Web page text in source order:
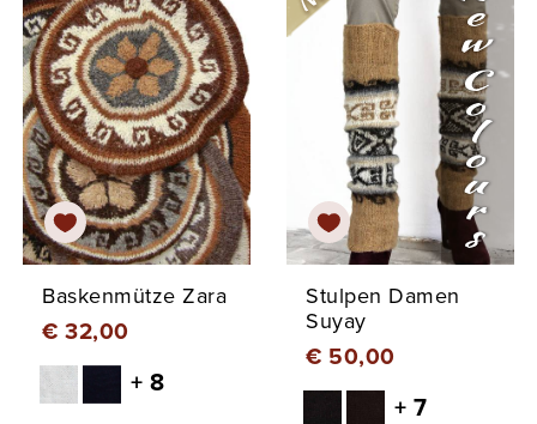
Baskenmütze Zara
€ 32,00
+ 8
Stulpen Damen
Suyay
€ 50,00
+ 7